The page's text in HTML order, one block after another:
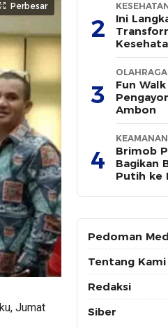
Perbesar
Jumat
2
Ini
3
OLAHRAGA
Fun
Ambon
4
KEAMANAN
Brimob
Bagikan
Putih ke
Pedoman
Tentang Kami
Redaksi
Siber